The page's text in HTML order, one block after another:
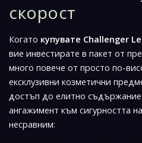
скорост
Когато купувате Challenger
вие инвестирате в пакет от
много повече от просто по-
ексклузивни козметични
достъп до елитно
ангажимент към сигурността
несравним: